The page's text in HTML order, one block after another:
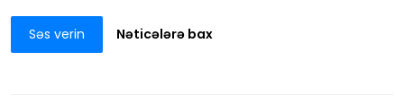
Səs verin Nəticələrə bax